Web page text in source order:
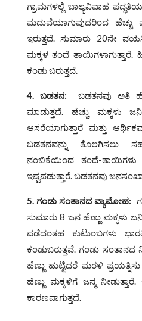
ಗ್ರಾಮಗಳಲ್ಲಿ ಬಾಲ್ಯವಿವಾಹ
ಮದುವೆಯಾಗುವುದರಿಂದ ಹೆಚ್ಚು
ಇರುತ್ತದೆ. ಸುಮಾರು 20ನೇ
ಮಕ್ಕಳ ತಂದೆ ತಾಯಿಗಳಾಗುತ್ತಾರೆ.
ಕಂಡು ಬರುತ್ತದೆ.
4. ಬಡತನ:
ಬಡತನವು ಅತಿ
ಮಾಡುತ್ತದೆ. ಹೆಚ್ಚು ಮಕ್ಕಳು
ಆಸರೆಯಾಗುತ್ತಾರೆ ಮತ್ತು
ಬಡತನವನ್ನು ತೊಲಗಿಸಲು
ನಂಬಿಕೆಯಿಂದ ತಂದೆ-ತಾಯಿಗಳು
ಇಷ್ಟಪಡುತ್ತಾರೆ. ಬಡತನವು
5. ಗಂಡು ಸಂತಾನದ ವ್ಯಾಮೋಹ:
ಸುಮಾರು 8 ಜನ ಹೆಣ್ಣು ಮಕ್ಕಳು
ಪಡೆದಂತಹ ಕುಟುಂಬಗಳು
ಕಂಡುಬರುತ್ತವೆ. ಗಂಡು ಸಂತಾನದ
ಹೆಣ್ಣು ಹುಟ್ಟಿದರೆ ಮರಳಿ
ಹೆಣ್ಣು ಮಕ್ಕಳಿಗೆ ಜನ್ಮ
ಕಾರಣವಾಗುತ್ತದೆ.